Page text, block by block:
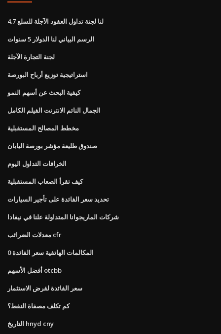
لنا لجنة تداول العقود الآجلة للسلع 4.7
الرسم البياني لنا الدولار 5 سنوات
لجنة التجارة الآجلة
استراتيجية توزيع أرباح البورصة
كيفية البحث عن أسهم النمو
الجمال النائم الانترنت الفيلم الكامل
مخطط المصالح المستقبلية
صندوق طليعة مؤشر بورصة اليابان
الخرافات التداول اليوم
كيف تقرأ الصعاب المستقبلية
تحديد سعر الفائدة على تأجير السيارات
شركات الماريجوانا المتداولة علنا ​​في نيفادا
معدلات الضرائب cfr
0 المكالمات الهاتفية سعر الفائدة
أفضل الأسهم otcbb
سعر الفائدة لقرض الاستثمار
كم تكلف مصفاة النفط؟
التاريخ hnyd cny